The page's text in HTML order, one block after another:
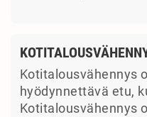
Kotitalousvähennys
hyödynnettävä etu,
Kotitalousvähennys